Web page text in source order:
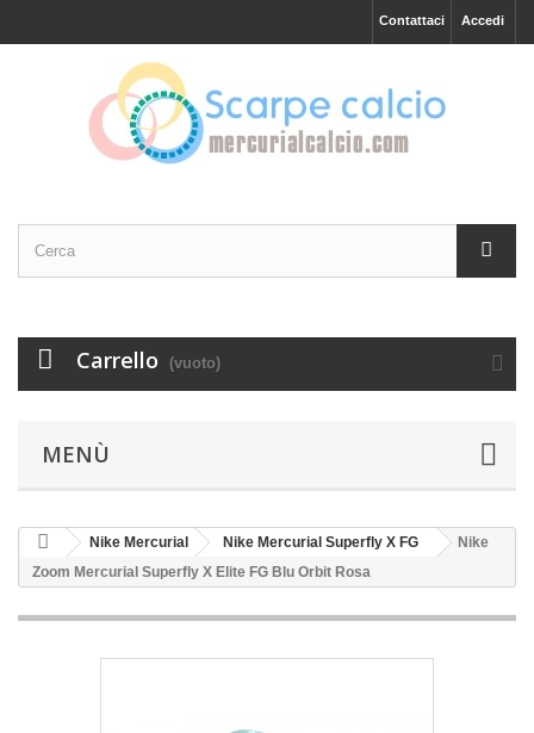
Accedi
Contattaci
Carrello (vuoto)
MENÙ
Nike Mercurial Nike Mercurial Superfly X FG
Nike
Zoom Mercurial Superfly X Elite FG Blu Orbit Rosa